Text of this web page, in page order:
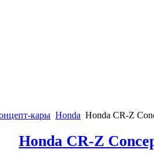
кары Honda Honda CR-Z
Honda CR-Z